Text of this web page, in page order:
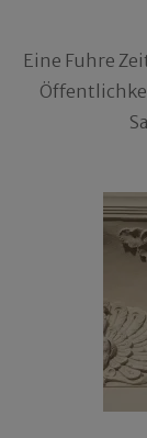
Eine Fuhre